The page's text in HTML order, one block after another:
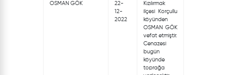
OSMAN GÖK
22-
12-
2022
Kızılırmak
ilçesi Korçullu
köyünden
OSMAN GÖK
vefat etmiştir.
Cenazesi
bugün
köyünde
toprağa